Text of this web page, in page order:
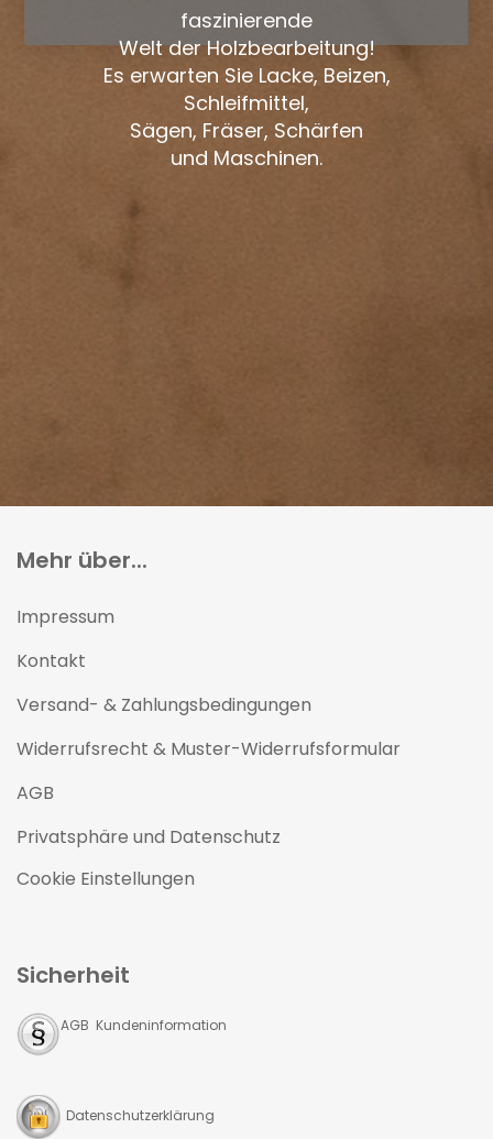
faszinierende
Welt der Holzbearbeitung!
Es erwarten Sie Lacke, Beizen,
Schleifmittel,
Sägen, Fräser, Schärfen
und Maschinen.
Mehr über...
Impressum
Kontakt
Versand- & Zahlungsbedingungen
Widerrufsrecht & Muster-Widerrufsformular
AGB
Privatsphäre und Datenschutz
Cookie Einstellungen
Sicherheit
AGB Kundeninformation
Datenschutzerklärung